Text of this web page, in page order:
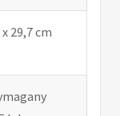
29,7 cm